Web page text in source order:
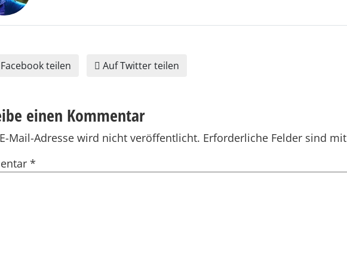
teilen Auf Twitter teilen
einen Kommentar
Mail-Adresse wird nicht veröffentlicht. Erforderliche Felder sind mit
*